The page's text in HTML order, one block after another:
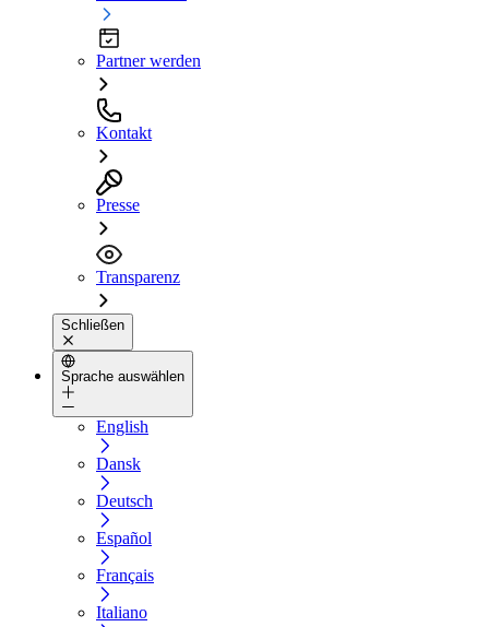
Partner werden
Kontakt
Presse
Transparenz
Schließen
Sprache auswählen
English
Dansk
Deutsch
Español
Français
Italiano